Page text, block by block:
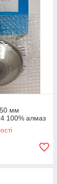
мм
100% алмаз